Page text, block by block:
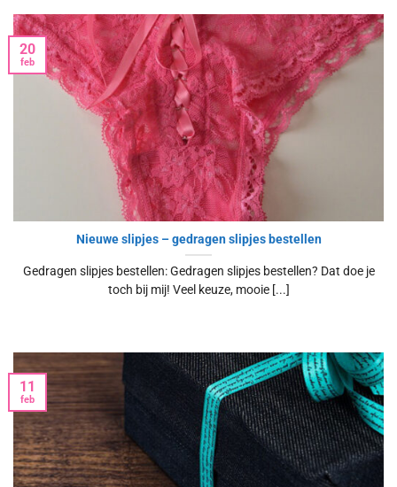
Nieuwe slipjes – gedragen slipjes bestellen
Gedragen slipjes bestellen: Gedragen slipjes bestellen? Dat doe je
toch bij mij! Veel keuze, mooie [...]
20
feb
11
feb